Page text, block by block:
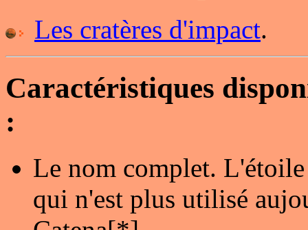
Les cratères d'impact.
Caractéristiques
:
Le nom complet.
qui n'est plus utilisé